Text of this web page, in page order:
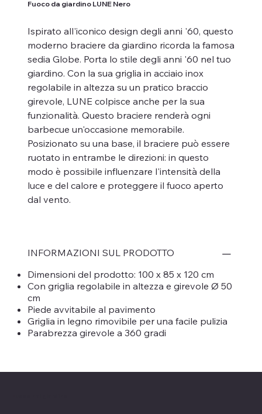
Fuoco da giardino LUNE Nero
Ispirato all'iconico design degli anni '60, questo
moderno braciere da giardino ricorda la famosa
sedia Globe. Porta lo stile degli anni '60 nel tuo
giardino. Con la sua griglia in acciaio inox
regolabile in altezza su un pratico braccio
girevole, LUNE colpisce anche per la sua
funzionalità. Questo braciere renderà ogni
barbecue un'occasione memorabile.
Posizionato su una base, il braciere può essere
ruotato in entrambe le direzioni: in questo
modo è possibile influenzare l'intensità della
luce e del calore e proteggere il fuoco aperto
dal vento.
INFORMAZIONI SUL PRODOTTO
Dimensioni del prodotto: 100 x 85 x 120 cm
Con griglia regolabile in altezza e girevole Ø 50
cm
Piede avvitabile al pavimento
Griglia in legno rimovibile per una facile pulizia
Parabrezza girevole a 360 gradi